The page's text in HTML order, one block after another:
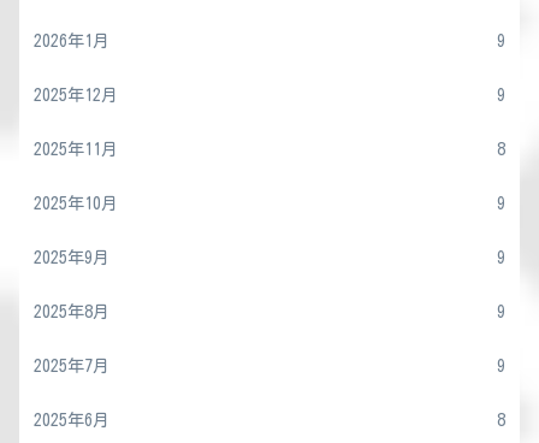
2026年1月 9
2025年12月 9
2025年11月 8
2025年10月 9
2025年9月 9
2025年8月 9
2025年7月 9
2025年6月 8